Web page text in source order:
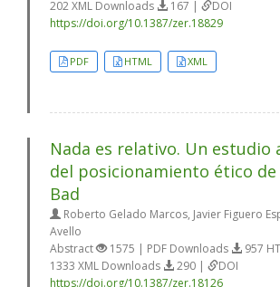
202 XML Downloads 167 |
DOI
https://doi.org/10.1387/zer.18829
PDF HTML XML
Nada es relativo. Un estudio
del posicionamiento ético
Bad
Roberto Gelado Marcos, Javier Figuero
Avello
Abstract
1575 | PDF Downloads
957
1333 XML Downloads
290 |
DOI
https://doi.org/10.1387/zer.18126